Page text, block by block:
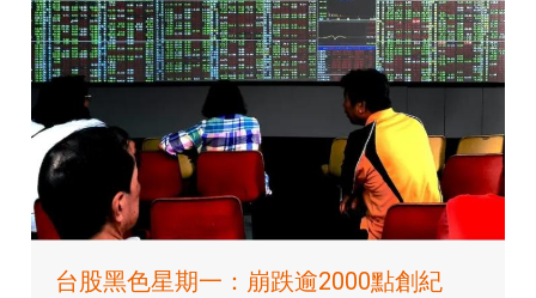
台股黑色星期一：崩跌逾2000點創紀